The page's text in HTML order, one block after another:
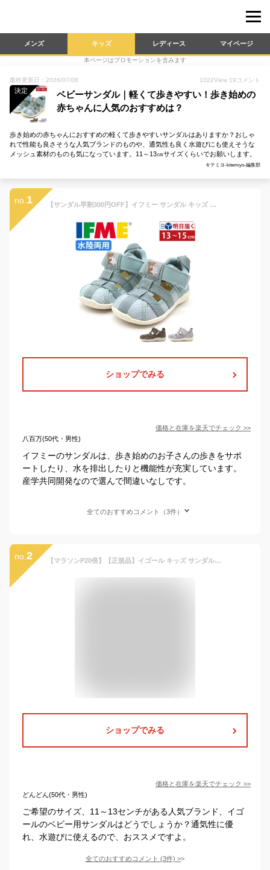
メンズ キッズ レディース マイページ
本ページはプロモーションを含みます
最終更新日：2026/07/08 1022View 19 コメント
決定
ベビーサンダル｜軽くて歩きやすい！歩き始めの
赤ちゃんに人気のおすすめは？
歩き始めの赤ちゃんにおすすめの軽くて歩きやすいサンダルはありますか？おしゃ
れで性能も良さそうな人気ブランドのものや、通気性も良く水遊びにも使えそうな
メッシュ素材のものも気になっています。11～13㎝サイズくらいでお願いします。
キテミヨ-kitemiyo-編集部
no. 1 【サンダル早割300円OFF】イフミー サンダル キッズ 子供 ベビー 靴 ウォーターサンダル 女の子 男の子 水色 ブルー 茶色 ブラウン 紫色 パープル 可愛い 履きやすい マジックテープ 軽量 軽い 滑りにくい 歩きやすい 反射材 安全 雨 海 プール 夏 水陸 IFME 20-4338
ショップでみる
価格と在庫を楽天でチェック >>
八百万(50代・男性)
イフミーのサンダルは、歩き始めのお子さんの歩きをサポ
ートしたり、水を排出したりと機能性が充実しています。
産学共同開発なので選んで間違いなしです。
全てのおすすめコメント（3件）
no. 2 【マラソンP20倍】【正規品】イゴール キッズ サンダル igor BONDI SOLID（11cm - 20.5cm） 赤ちゃん ベビー キッズ 女の子 男の子 出産祝い 人気 おすすめ 夏 リゾート 旅行 海 プール プレゼント マジックテープ スペイン 水遊び 丸洗い イー
ショップでみる
価格と在庫を楽天でチェック >>
どんどん(50代・男性)
ご希望のサイズ、11～13センチがある人気ブランド、イゴ
ールのベビー用サンダルはどうでしょうか？通気性に優
れ、水遊びに使えるので、おススメですよ。
全てのおすすめコメント (3件) >